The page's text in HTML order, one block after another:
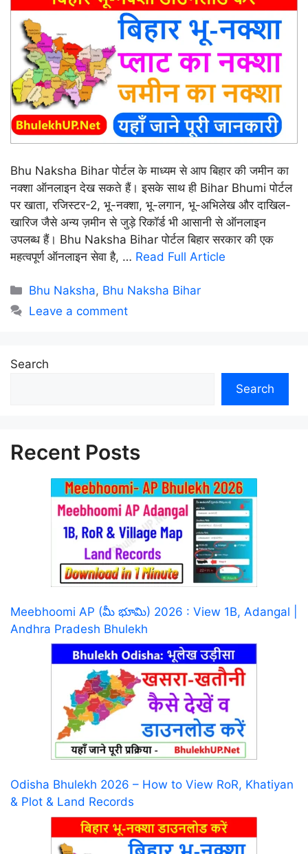
Bhu Naksha Bihar पोर्टल के माध्यम से आप बिहार की जमीन का
नक्शा ऑनलाइन देख सकते हैं। इसके साथ ही Bihar Bhumi पोर्टल
पर खाता, रजिस्टर-2, भू-नक्शा, भू-लगान, भू-अभिलेख और दाखिल-
खारिज जैसे अन्य ज़मीन से जुड़े रिकॉर्ड भी आसानी से ऑनलाइन
उपलब्ध हैं। Bhu Naksha Bihar पोर्टल बिहार सरकार की एक
महत्वपूर्ण ऑनलाइन सेवा है, … Read Full Article
Categories
Bhu Naksha, Bhu Naksha Bihar
Leave a comment
Search
Search
Recent Posts
Meebhoomi AP (మీ భూమి) 2026 : View 1B, Adangal |
Andhra Pradesh Bhulekh
Odisha Bhulekh 2026 – How to View RoR, Khatiyan
& Plot & Land Records